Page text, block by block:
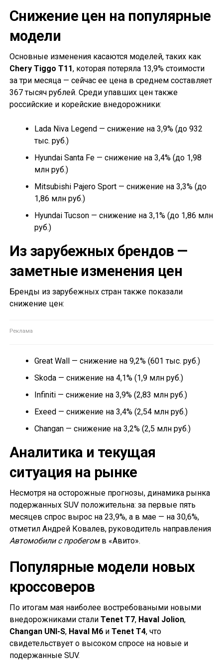
Снижение цен на популярные
модели
Основные изменения касаются моделей, таких как
Chery Tiggo T11, которая потеряла 13,9% стоимости
за три месяца — сейчас ее цена в среднем составляет
367 тысяч рублей. Среди упавших цен также
российские и корейские внедорожники:
Lada Niva Legend — снижение на 3,9% (до 932
тыс. руб.)
Hyundai Santa Fe — снижение на 3,4% (до 1,98
млн руб.)
Mitsubishi Pajero Sport — снижение на 3,3% (до
1,86 млн руб.)
Hyundai Tucson — снижение на 3,1% (до 1,86 млн
руб.)
Из зарубежных брендов —
заметные изменения цен
Бренды из зарубежных стран также показали
снижение цен:
Great Wall — снижение на 9,2% (601 тыс. руб.)
Skoda — снижение на 4,1% (1,9 млн руб.)
Infiniti — снижение на 3,9% (2,83 млн руб.)
Exeed — снижение на 3,4% (2,54 млн руб.)
Changan — снижение на 3,2% (2,5 млн руб.)
Аналитика и текущая
ситуация на рынке
Несмотря на осторожные прогнозы, динамика рынка
подержанных SUV положительна: за первые пять
месяцев спрос вырос на 23,9%, а в мае — на 30,6%,
отметил Андрей Ковалев, руководитель направления
Автомобили с пробегомв «Авито».
Популярные модели новых
кроссоверов
По итогам мая наиболее востребоваными новыми
внедорожниками стали Tenet T7, Haval Jolion,
Changan UNI-S, Haval M6и Tenet T4, что
свидетельствует о высоком спросе на новые и
подержанные SUV.